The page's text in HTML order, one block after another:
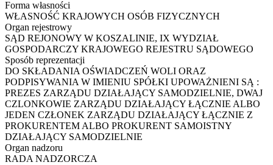
Forma własności
WŁASNOŚĆ KRAJOWYCH OSÓB FIZYCZNYCH
Organ rejestrowy
SĄD REJONOWY W KOSZALINIE, IX WYDZIAŁ
GOSPODARCZY KRAJOWEGO REJESTRU SĄDOWEGO
Sposób reprezentacji
DO SKŁADANIA OŚWIADCZEŃ WOLI ORAZ
PODPISYWANIA W IMIENIU SPÓŁKI UPOWAŻNIENI SĄ :
PREZES ZARZĄDU DZIAŁAJĄCY SAMODZIELNIE, DWAJ
CZLONKOWIE ZARZĄDU DZIAŁAJĄCY ŁĄCZNIE ALBO
JEDEN CZŁONEK ZARZĄDU DZIAŁAJĄCY ŁĄCZNIE Z
PROKURENTEM ALBO PROKURENT SAMOISTNY
DZIAŁAJĄCY SAMODZIELNIE
Organ nadzoru
RADA NADZORCZA